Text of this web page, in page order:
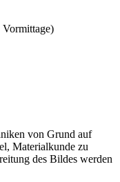
von Grund auf
Materialkunde zu
des Bildes werden